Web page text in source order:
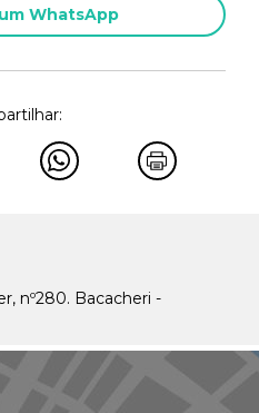
WhatsApp
nº280. Bacacheri -